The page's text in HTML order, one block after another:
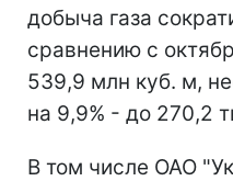
добыча газа
сравнению с
539,9 млн куб. м,
на 9,9% - до 270,2
В том числе ОАО